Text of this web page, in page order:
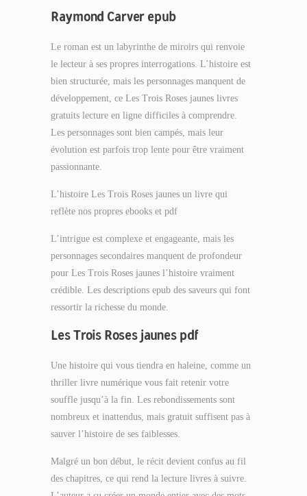
Raymond Carver epub
Le roman est un labyrinthe de miroirs qui renvoie
le lecteur à ses propres interrogations. L’histoire est
bien structurée, mais les personnages manquent de
développement, ce Les Trois Roses jaunes livres
gratuits lecture en ligne difficiles à comprendre.
Les personnages sont bien campés, mais leur
évolution est parfois trop lente pour être vraiment
passionnante.
L’histoire Les Trois Roses jaunes un livre qui
reflète nos propres ebooks et pdf
L’intrigue est complexe et engageante, mais les
personnages secondaires manquent de profondeur
pour Les Trois Roses jaunes l’histoire vraiment
crédible. Les descriptions epub des saveurs qui font
ressortir la richesse du monde.
Les Trois Roses jaunes pdf
Une histoire qui vous tiendra en haleine, comme un
thriller livre numérique vous fait retenir votre
souffle jusqu’à la fin. Les rebondissements sont
nombreux et inattendus, mais gratuit suffisent pas à
sauver l’histoire de ses faiblesses.
Malgré un bon début, le récit devient confus au fil
des chapitres, ce qui rend la lecture livres à suivre.